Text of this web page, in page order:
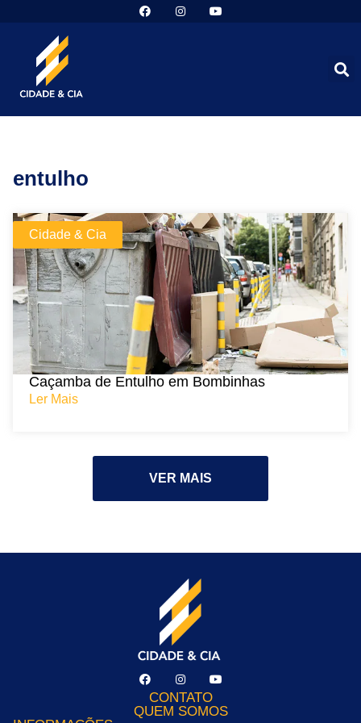
entulho
Cidade & Cia
Caçamba de Entulho em Bombinhas
Ler Mais
VER MAIS
CONTATO
QUEM SOMOS